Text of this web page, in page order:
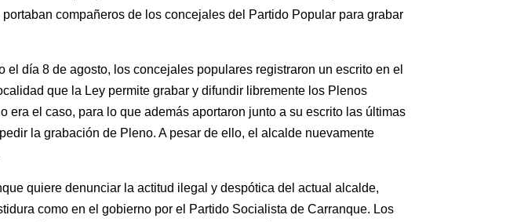
compañeros de los concejales del Partido Popular para grabar
día 8 de agosto, los concejales populares registraron un escrito en el
que la Ley permite grabar y difundir libremente los Plenos
el caso, para lo que además aportaron junto a su escrito las últimas
la grabación de Pleno. A pesar de ello, el alcalde nuevamente
quiere denunciar la actitud ilegal y despótica del actual alcalde,
como en el gobierno por el Partido Socialista de Carranque. Los